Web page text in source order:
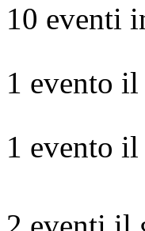
10 eventi
1 evento
1 evento